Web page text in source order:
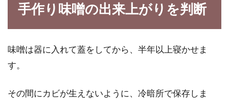
手作り味噌の出来上がりを判断
味噌は器に入れて蓋をしてから、半年以上寝かせま
す。
その間にカビが生えないように、冷暗所で保存しま